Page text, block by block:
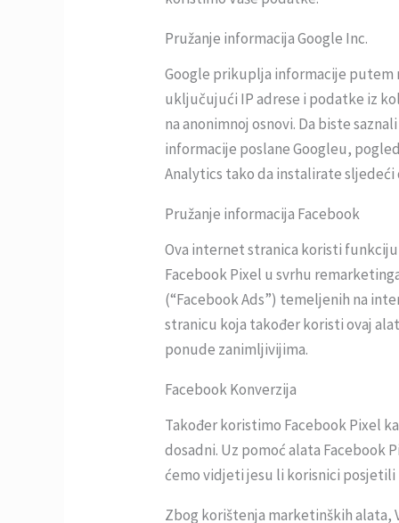
Pružanje informacija Google Inc.
Google prikuplja informacije putem
uključujući IP adrese i podatke iz
na anonimnoj osnovi. Da biste
informacije poslane Googleu,
Analytics tako da instalirate
Pružanje informacija Facebook
Ova internet stranica koristi
Facebook Pixel u svrhu
(“Facebook Ads”) temeljenih na
stranicu koja također koristi ovaj
ponude zanimljivijima.
Facebook Konverzija
Također koristimo Facebook Pixel
dosadni. Uz pomoć alata Facebook
ćemo vidjeti jesu li korisnici posjetili
Zbog korištenja marketinških alata,